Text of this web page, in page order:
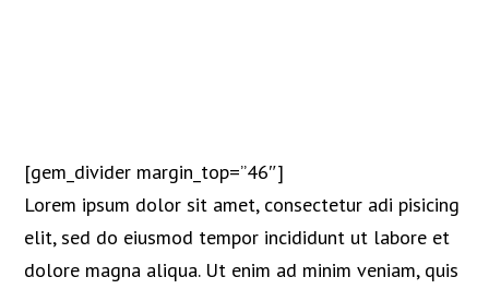
[gem_divider margin_top=”46″]
Lorem ipsum dolor sit amet, consectetur adi pisicing
elit, sed do eiusmod tempor incididunt ut labore et
dolore magna aliqua. Ut enim ad minim veniam, quis